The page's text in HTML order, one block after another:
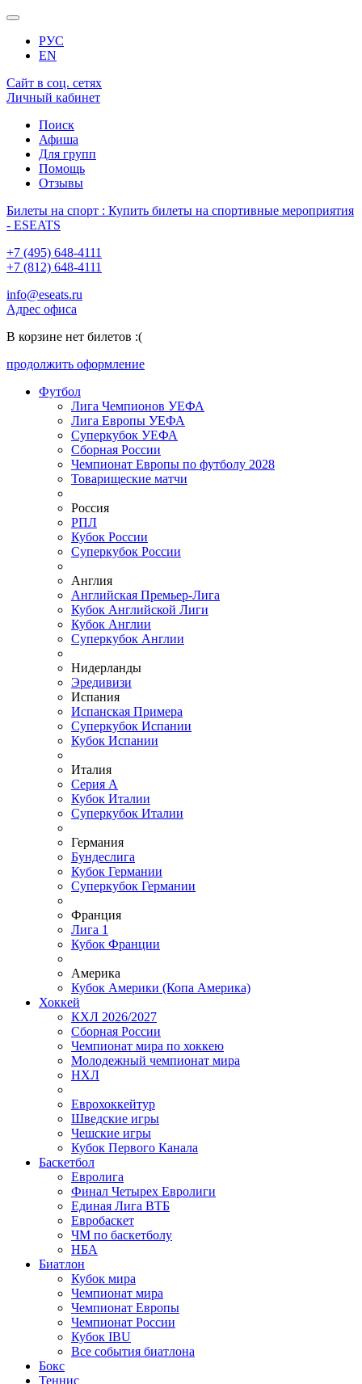
РУС
EN
Сайт в соц. сетях
Личный кабинет
Поиск
Афиша
Для групп
Помощь
Отзывы
Билеты на спорт : Купить билеты на спортивные мероприятия
- ESEATS
+7 (495) 648-4111
+7 (812) 648-4111
info@eseats.ru
Адрес офиса
В корзине нет билетов :(
продолжить оформление
Футбол
Лига Чемпионов УЕФА
Лига Европы УЕФА
Суперкубок УЕФА
Сборная России
Чемпионат Европы по футболу 2028
Товарищеские матчи
Россия
РПЛ
Кубок России
Суперкубок России
Англия
Английская Премьер-Лига
Кубок Английской Лиги
Кубок Англии
Суперкубок Англии
Нидерланды
Эредивизи
Испания
Испанская Примера
Суперкубок Испании
Кубок Испании
Италия
Серия А
Кубок Италии
Суперкубок Италии
Германия
Бундеслига
Кубок Германии
Суперкубок Германии
Франция
Лига 1
Кубок Франции
Америка
Кубок Америки (Копа Америка)
Хоккей
КХЛ 2026/2027
Сборная России
Чемпионат мира по хоккею
Молодежный чемпионат мира
НХЛ
Еврохоккейтур
Шведские игры
Чешские игры
Кубок Первого Канала
Баскетбол
Евролига
Финал Четырех Евролиги
Единая Лига ВТБ
Евробаскет
ЧМ по баскетболу
НБА
Биатлон
Кубок мира
Чемпионат мира
Чемпионат Европы
Чемпионат России
Кубок IBU
Все события биатлона
Бокс
Теннис